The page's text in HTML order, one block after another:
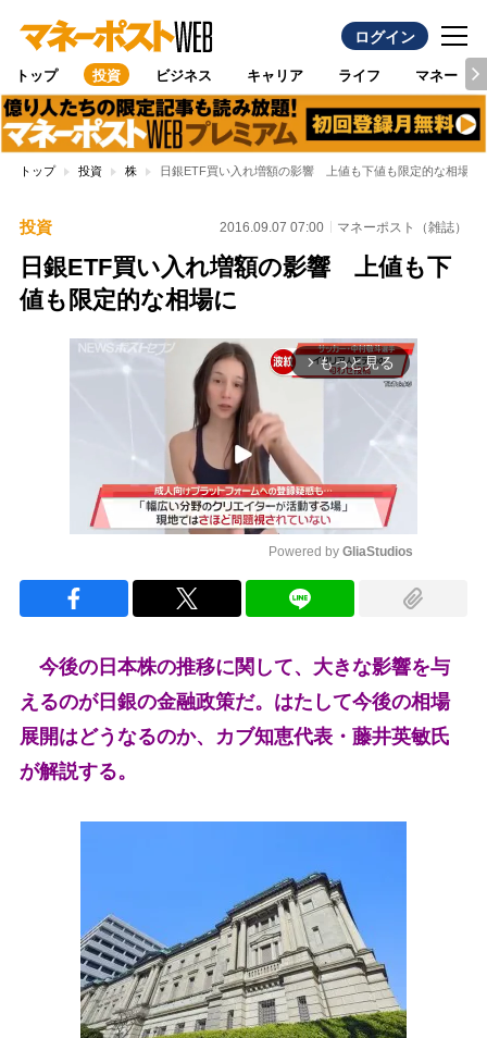
ログイン
トップ 投資 ビジネス キャリア ライフ マネー
トップ 投資 株 日銀ETF買い入れ増額の影響 上値も下値も限定的な相場に
投資 2016.09.07 07:00 マネーポスト（雑誌）
日銀ETF買い入れ増額の影響 上値も下
値も限定的な相場に
arrow_forward_ios もっと見る
Powered by GliaStudios
今後の日本株の推移に関して、大きな影響を与
えるのが日銀の金融政策だ。はたして今後の相場
展開はどうなるのか、カブ知恵代表・藤井英敏氏
が解説する。